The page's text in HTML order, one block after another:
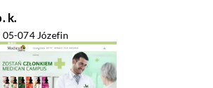
k.
05-074 Józefin